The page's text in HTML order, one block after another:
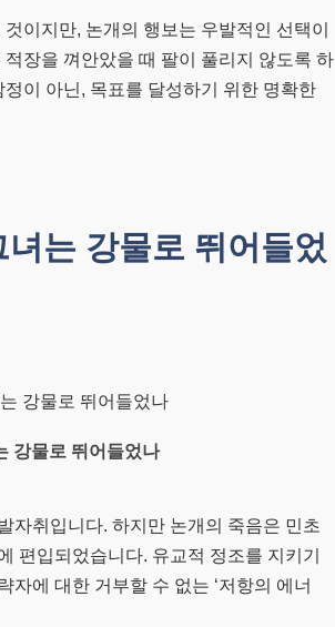
이지만, 논개의 행보는 우발적인 선택이
장을 껴안았을 때 팔이 풀리지 않도록 하
이 아닌, 목표를 달성하기 위한 명확한
는 강물로 뛰어들었
강물로 뛰어들었나
자취입니다. 하지만 논개의 죽음은 민초
편입되었습니다. 유교적 정조를 지키기
에 대한 거부할 수 없는 ‘저항의 에너